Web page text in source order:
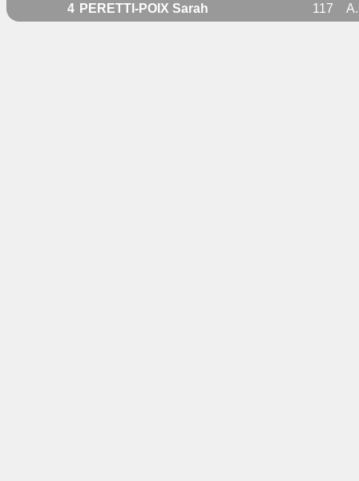
4 PERETTI-POIX Sarah 117